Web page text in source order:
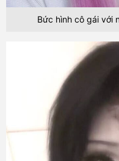
Bức hình cô gái với